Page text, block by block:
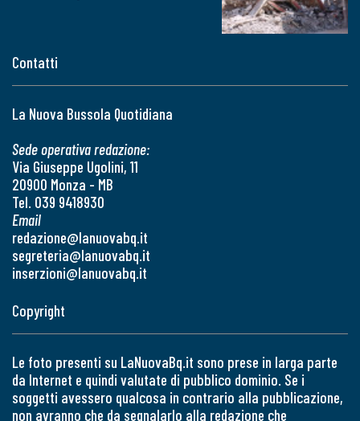
Contatti
La Nuova Bussola Quotidiana
Sede operativa redazione:
Via Giuseppe Ugolini, 11
20900 Monza - MB
Tel. 039 9418930
Email
redazione@lanuovabq.it
segreteria@lanuovabq.it
inserzioni@lanuovabq.it
Copyright
Le foto presenti su LaNuovaBq.it sono prese in larga parte
da Internet e quindi valutate di pubblico dominio. Se i
soggetti avessero qualcosa in contrario alla pubblicazione,
non avranno che da segnalarlo alla redazione che